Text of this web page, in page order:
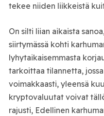
tekee niiden liikkeistä
On silti liian aikaista
siirtymässä kohti
lyhytaikaisemmasta
tarkoittaa tilannetta,
voimakkaasti, yleensä
kryptovaluutat voivat
rajusti, Edellinen